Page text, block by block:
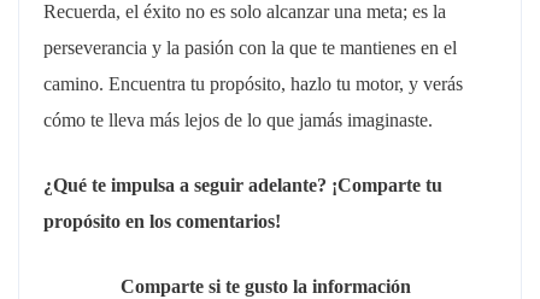
Recuerda, el éxito no es solo alcanzar una meta; es la
perseverancia y la pasión con la que te mantienes en el
camino. Encuentra tu propósito, hazlo tu motor, y verás
cómo te lleva más lejos de lo que jamás imaginaste.
¿Qué te impulsa a seguir adelante? ¡Comparte tu
propósito en los comentarios!
Comparte si te gusto la información